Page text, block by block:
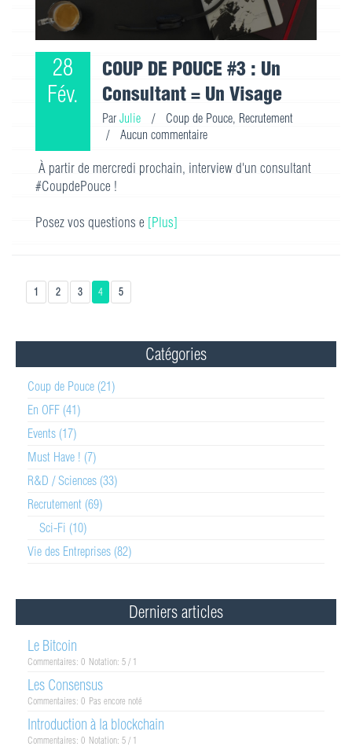
28
Fév.
COUP DE POUCE #3 : Un
Consultant = Un Visage
Par Julie / Coup de Pouce, Recrutement
/
Aucun commentaire
À partir de mercredi prochain, interview d'un consultant
#CoupdePouce !
Posez vos questions e [Plus]
1 2 3 4 5
Catégories
Coup de Pouce (21)
En OFF (41)
Events (17)
Must Have ! (7)
R&D / Sciences (33)
Recrutement (69)
Sci-Fi (10)
Vie des Entreprises (82)
Derniers articles
Le Bitcoin
Commentaires: 0 Notation: 5 / 1
Les Consensus
Commentaires: 0 Pas encore noté
Introduction à la blockchain
Commentaires: 0 Notation: 5 / 1